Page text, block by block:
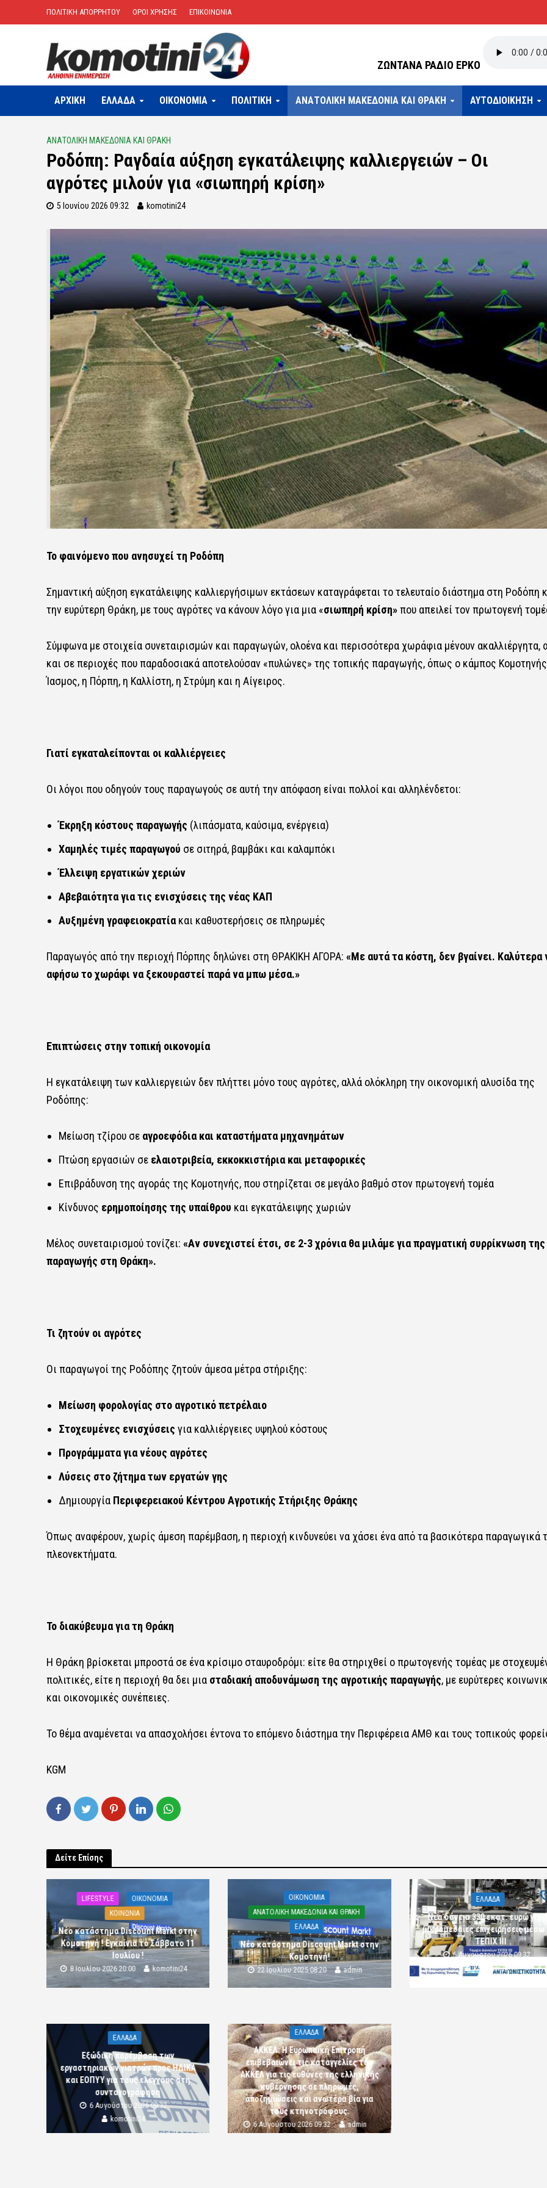
ΠΟΛΙΤΙΚΗ ΑΠΟΡΡΗΤΟΥ ΟΡΟΙ ΧΡΗΣΗΣ ΕΠΙΚΟΙΝΩΝΙΑ
ΖΩΝΤΑΝΑ ΡΑΔΙΟ ΕΡΚΟ
ΑΡΧΙΚΗ ΕΛΛΑΔΑ OIKONOMIA ΠΟΛΙΤΙΚΗ ΑΝΑΤΟΛΙΚΗ ΜΑΚΕΔΟΝΙΑ ΚΑΙ ΘΡΑΚΗ ΑΥΤΟΔΙΟΙΚΗΣΗ
ΑΝΑΤΟΛΙΚΗ ΜΑΚΕΔΟΝΙΑ ΚΑΙ ΘΡΑΚΗ
Ροδόπη: Ραγδαία αύξηση εγκατάλειψης καλλιεργειών – Οι
αγρότες μιλούν για «σιωπηρή κρίση»
5 Ιουνίου 2026 09:32 komotini24
Το φαινόμενο που ανησυχεί τη Ροδόπη
Σημαντική αύξηση εγκατάλειψης καλλιεργήσιμων εκτάσεων καταγράφεται το τελευταίο διάστημα στη Ροδόπη
την ευρύτερη Θράκη, με τους αγρότες να κάνουν λόγο για μια «σιωπηρή κρίση»που απειλεί τον πρωτογενή
Σύμφωνα με στοιχεία συνεταιρισμών και παραγωγών, ολοένα και περισσότερα χωράφια μένουν ακαλλιέργητα,
και σε περιοχές που παραδοσιακά αποτελούσαν «πυλώνες» της τοπικής παραγωγής, όπως ο κάμπος
Ίασμος, η Πόρπη, η Καλλίστη, η Στρύμη και η Αίγειρος.
Γιατί εγκαταλείπονται οι καλλιέργειες
Οι λόγοι που οδηγούν τους παραγωγούς σε αυτή την απόφαση είναι πολλοί και αλληλένδετοι:
Έκρηξη κόστους παραγωγής (λιπάσματα, καύσιμα, ενέργεια)
Χαμηλές τιμές παραγωγού σε σιτηρά, βαμβάκι και καλαμπόκι
Έλλειψη εργατικών χεριών
Αβεβαιότητα για τις ενισχύσεις της νέας ΚΑΠ
Αυξημένη γραφειοκρατίακαι καθυστερήσεις σε πληρωμές
Παραγωγός από την περιοχή Πόρπης δηλώνει στη ΘΡΑΚΙΚΗ ΑΓΟΡΑ: «Με αυτά τα κόστη, δεν βγαίνει. Καλύτερα
αφήσω το χωράφι να ξεκουραστεί παρά να μπω μέσα.»
Επιπτώσεις στην τοπική οικονομία
Η εγκατάλειψη των καλλιεργειών δεν πλήττει μόνο τους αγρότες, αλλά ολόκληρη την οικονομική αλυσίδα της
Ροδόπης:
Μείωση τζίρου σε αγροεφόδια και καταστήματα μηχανημάτων
Πτώση εργασιών σε ελαιοτριβεία, εκκοκκιστήρια και μεταφορικές
Επιβράδυνση της αγοράς της Κομοτηνής, που στηρίζεται σε μεγάλο βαθμό στον πρωτογενή τομέα
Κίνδυνος ερημοποίησης της υπαίθρου και εγκατάλειψης χωριών
Μέλος συνεταιρισμού τονίζει: «Αν συνεχιστεί έτσι, σε 2-3 χρόνια θα μιλάμε για πραγματική συρρίκνωση της
παραγωγής στη Θράκη».
Τι ζητούν οι αγρότες
Οι παραγωγοί της Ροδόπης ζητούν άμεσα μέτρα στήριξης:
Μείωση φορολογίας στο αγροτικό πετρέλαιο
Στοχευμένες ενισχύσεις για καλλιέργειες υψηλού κόστους
Προγράμματα για νέους αγρότες
Λύσεις στο ζήτημα των εργατών γης
Δημιουργία Περιφερειακού Κέντρου Αγροτικής Στήριξης Θράκης
Όπως αναφέρουν, χωρίς άμεση παρέμβαση, η περιοχή κινδυνεύει να χάσει ένα από τα βασικότερα παραγωγικά
πλεονεκτήματα.
Το διακύβευμα για τη Θράκη
Η Θράκη βρίσκεται μπροστά σε ένα κρίσιμο σταυροδρόμι: είτε θα στηριχθεί ο πρωτογενής τομέας με
πολιτικές, είτε η περιοχή θα δει μια σταδιακή αποδυνάμωση της αγροτικής παραγωγής, με ευρύτερες
και οικονομικές συνέπειες.
Το θέμα αναμένεται να απασχολήσει έντονα το επόμενο διάστημα την Περιφέρεια ΑΜΘ και τους τοπικούς
KGM
Δείτε Επίσης
LIFESTYLE
OIKONOMIA
ΚΟΙΝΩΝΙΑ
Νέο κατάστημα Discount Markt στην
Κομοτηνή ! Εγκαίνια το Σάββατο 11
Ιουλίου !
8 Ιουλίου 2026 20:00 komotini24
OIKONOMIA
ΑΝΑΤΟΛΙΚΗ ΜΑΚΕΔΟΝΙΑ ΚΑΙ ΘΡΑΚΗ
ΕΛΛΑΔΑ
Νέο κατάστημα Discount Markt στην
Κομοτηνή!
22 Ιουλίου 2025 08:20 admin
ΕΛΛΑΔΑ
Νέα δάνεια 330 εκατ. ευρώ για
μικρομεσαίες επιχειρήσεις μέσω
ΤΕΠΙΧ ΙΙΙ
6 Αυγούστου 2026 09:32
komotini24
ΕΛΛΑΔΑ
Εξώδικη παρέμβαση των
εργαστηριακών γιατρών προς ΗΔΙΚΑ
και ΕΟΠΥΥ για τους ελέγχους στη
συνταγογράφηση
6 Αυγούστου 2026 09:32
komotini24
ΕΛΛΑΔΑ
ΑΚΚΕΛ: Η Ευρωπαϊκή Επιτροπή
επιβεβαιώνει τις καταγγελίες του
ΑΚΚΕΛ για τις ευθύνες της ελληνικής
κυβέρνησης σε πληρωμές,
αποζημιώσεις και ανωτέρα βία για
τους κτηνοτρόφους.
6 Αυγούστου 2026 09:32 admin